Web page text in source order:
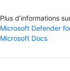
Plus d’informations
Microsoft Defender
Microsoft Docs